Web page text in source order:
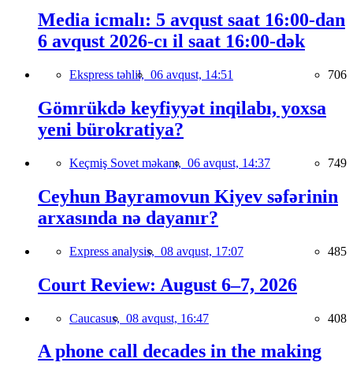
Media icmalı: 5 avqust saat 16:00-dan
6 avqust 2026-cı il saat 16:00-dək
Ekspress təhlil, 06 avqust, 14:51 706
Gömrükdə keyfiyyət inqilabı, yoxsa
yeni bürokratiya?
Keçmiş Sovet məkanı, 06 avqust, 14:37 749
Ceyhun Bayramovun Kiyev səfərinin
arxasında nə dayanır?
Express analysis, 08 avqust, 17:07 485
Court Review: August 6–7, 2026
Caucasus, 08 avqust, 16:47 408
A phone call decades in the making